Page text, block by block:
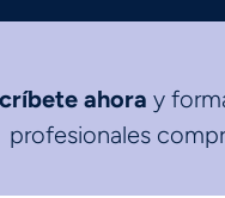
ahora y
profesionales